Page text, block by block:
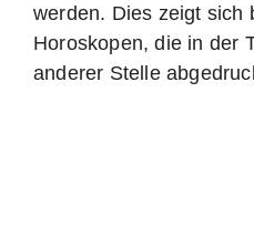
werden. Dies zeigt sich
Horoskopen, die in der
anderer Stelle